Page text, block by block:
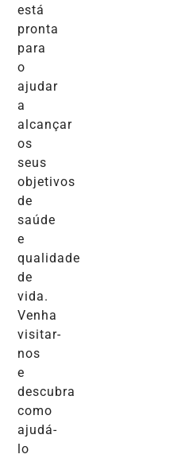
está
pronta
para
o
ajudar
a
alcançar
os
seus
objetivos
de
saúde
e
qualidade
de
vida.
Venha
visitar-
nos
e
descubra
como
ajudá-
lo